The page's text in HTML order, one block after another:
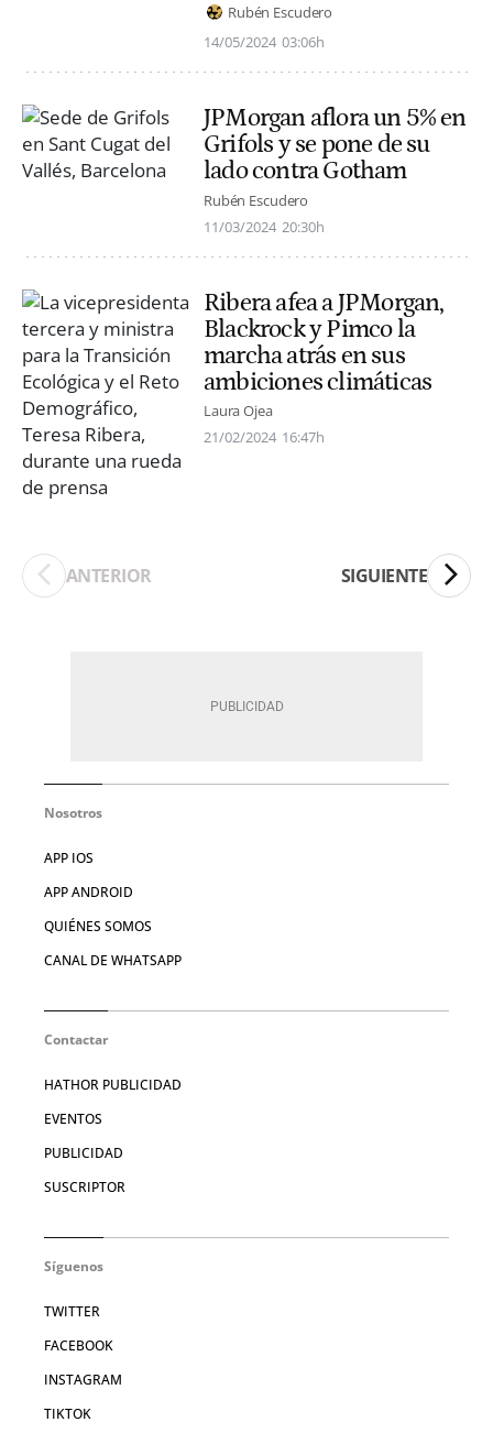
Rubén Escudero
14/05/2024 03:06h
JPMorgan aflora un 5% en
Grifols y se pone de su
lado contra Gotham
Rubén Escudero
11/03/2024 20:30h
Ribera afea a JPMorgan,
Blackrock y Pimco la
marcha atrás en sus
ambiciones climáticas
Laura Ojea
21/02/2024 16:47h
ANTERIOR SIGUIENTE
Nosotros
APP IOS
APP ANDROID
QUIÉNES SOMOS
CANAL DE WHATSAPP
Contactar
HATHOR PUBLICIDAD
EVENTOS
PUBLICIDAD
SUSCRIPTOR
Síguenos
TWITTER
FACEBOOK
INSTAGRAM
TIKTOK